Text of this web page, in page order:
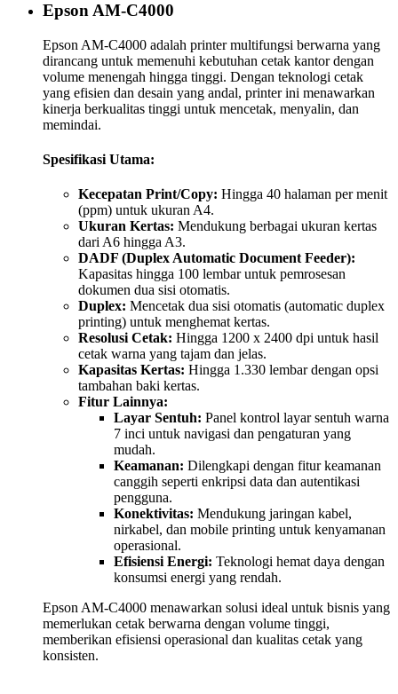
Epson AM-C4000
Epson AM-C4000 adalah printer multifungsi berwarna yang
dirancang untuk memenuhi kebutuhan cetak kantor dengan
volume menengah hingga tinggi. Dengan teknologi cetak
yang efisien dan desain yang andal, printer ini menawarkan
kinerja berkualitas tinggi untuk mencetak, menyalin, dan
memindai.
Spesifikasi Utama:
Kecepatan Print/Copy: Hingga 40 halaman per menit
(ppm) untuk ukuran A4.
Ukuran Kertas: Mendukung berbagai ukuran kertas
dari A6 hingga A3.
DADF (Duplex Automatic Document Feeder):
Kapasitas hingga 100 lembar untuk pemrosesan
dokumen dua sisi otomatis.
Duplex: Mencetak dua sisi otomatis (automatic duplex
printing) untuk menghemat kertas.
Resolusi Cetak: Hingga 1200 x 2400 dpi untuk hasil
cetak warna yang tajam dan jelas.
Kapasitas Kertas: Hingga 1.330 lembar dengan opsi
tambahan baki kertas.
Fitur Lainnya:
Layar Sentuh: Panel kontrol layar sentuh warna
7 inci untuk navigasi dan pengaturan yang
mudah.
Keamanan: Dilengkapi dengan fitur keamanan
canggih seperti enkripsi data dan autentikasi
pengguna.
Konektivitas: Mendukung jaringan kabel,
nirkabel, dan mobile printing untuk kenyamanan
operasional.
Efisiensi Energi: Teknologi hemat daya dengan
konsumsi energi yang rendah.
Epson AM-C4000 menawarkan solusi ideal untuk bisnis yang
memerlukan cetak berwarna dengan volume tinggi,
memberikan efisiensi operasional dan kualitas cetak yang
konsisten.